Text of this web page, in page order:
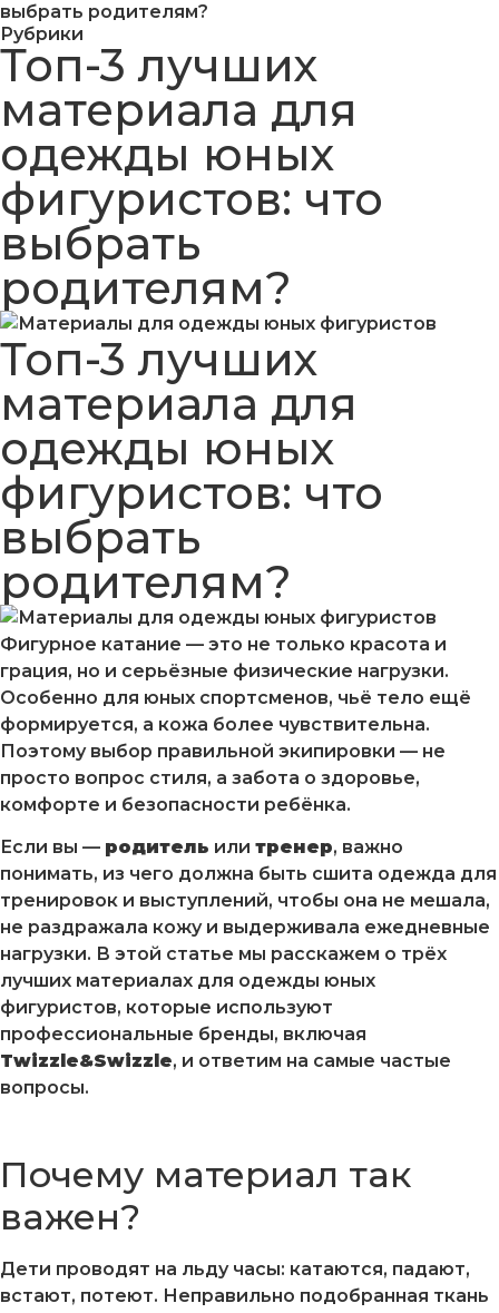
выбрать родителям?
Рубрики
Топ-3 лучших
материала для
одежды юных
фигуристов: что
выбрать
родителям?
Топ-3 лучших
материала для
одежды юных
фигуристов: что
выбрать
родителям?
Фигурное катание — это не только красота и
грация, но и серьёзные физические нагрузки.
Особенно для юных спортсменов, чьё тело ещё
формируется, а кожа более чувствительна.
Поэтому выбор правильной экипировки — не
просто вопрос стиля, а забота о здоровье,
комфорте и безопасности ребёнка.
Если вы — родитель или тренер, важно
понимать, из чего должна быть сшита одежда для
тренировок и выступлений, чтобы она не мешала,
не раздражала кожу и выдерживала ежедневные
нагрузки. В этой статье мы расскажем о трёх
лучших материалах для одежды юных
фигуристов, которые используют
профессиональные бренды, включая
Twizzle&Swizzle, и ответим на самые частые
вопросы.
Почему материал так
важен?
Дети проводят на льду часы: катаются, падают,
встают, потеют. Неправильно подобранная ткань